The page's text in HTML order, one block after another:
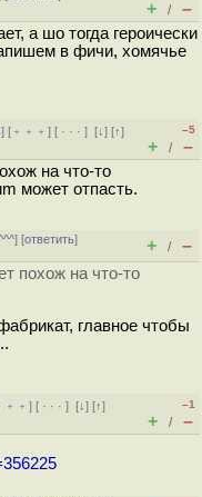
+ / –
а шо тогда героически
в фичи, хомячье
] [ ﹢﹢﹢] [ · · ·][↓] [↑]
–5
+ / –
на что-то
может отпасть.
] [ответить]
+ / –
похож на что-то
главное чтобы
] [ · · ·][↓] [↑]
–1
+ / –